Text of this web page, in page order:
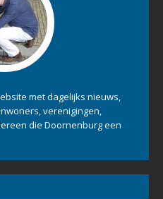
met dagelijks nieuws,
verenigingen,
die Doornenburg een